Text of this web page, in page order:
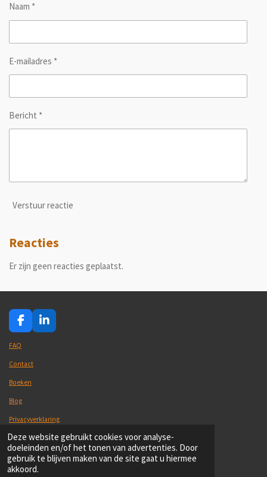
Deze website gebruikt cookies voor analyse-
doeleinden en/of het tonen van advertenties. Door
gebruik te blijven maken van de site gaat u hiermee
akkoord.
Naam *
E-mailadres *
Bericht *
Verstuur reactie
Reacties
Er zijn geen reacties geplaatst.
F
a
c
b
o
o
k
L
i
FAQ
Contact
Boeken
Blog
Privacyverklaring
Powered by JouwWeb